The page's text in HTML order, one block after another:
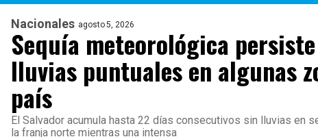
Nacionales agosto 5, 2026
Sequía meteorológica
lluvias puntuales en algunas
país
El Salvador acumula hasta 22 días consecutivos sin lluvias en
la franja norte mientras una intensa